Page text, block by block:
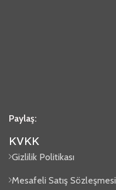
Paylaş:
KVKK
Gizlilik Politikası
Mesafeli Satış Sözleşmesi